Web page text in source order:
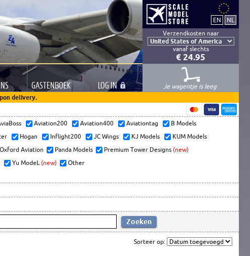
Verzendkosten naar
vanaf slechts
€ 24.95
GASTENBOEK LOGIN
Je wagentje is leeg
delivery.
Aviation200 Aviation400 Aviationtag
B Models
Hogan Inflight200 JC Wings KJ Models
KUM Models
Oxford Aviation Panda Models Premium Tower Designs (new)
Yu ModeL (new)
Other
Sorteer op: